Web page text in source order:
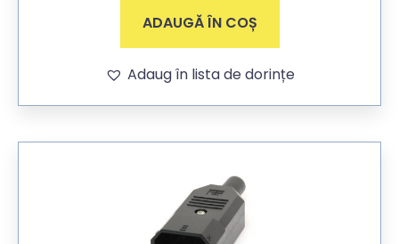
ADAUGĂ ÎN COȘ
Adaug în lista de dorințe